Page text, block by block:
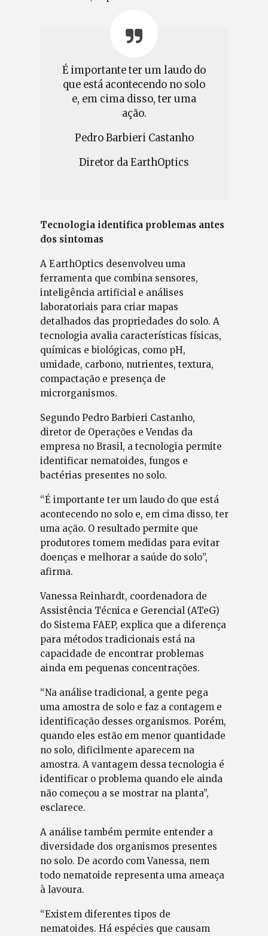
É importante ter um laudo do
que está acontecendo no solo
e, em cima disso, ter uma
ação.
Pedro Barbieri Castanho
Diretor da EarthOptics
Tecnologia identifica problemas antes
dos sintomas
A EarthOptics desenvolveu uma
ferramenta que combina sensores,
inteligência artificial e análises
laboratoriais para criar mapas
detalhados das propriedades do solo. A
tecnologia avalia características físicas,
químicas e biológicas, como pH,
umidade, carbono, nutrientes, textura,
compactação e presença de
microrganismos.
Segundo Pedro Barbieri Castanho,
diretor de Operações e Vendas da
empresa no Brasil, a tecnologia permite
identificar nematoides, fungos e
bactérias presentes no solo.
“É importante ter um laudo do que está
acontecendo no solo e, em cima disso, ter
uma ação. O resultado permite que
produtores tomem medidas para evitar
doenças e melhorar a saúde do solo”,
afirma.
Vanessa Reinhardt, coordenadora de
Assistência Técnica e Gerencial (ATeG)
do Sistema FAEP, explica que a diferença
para métodos tradicionais está na
capacidade de encontrar problemas
ainda em pequenas concentrações.
“Na análise tradicional, a gente pega
uma amostra de solo e faz a contagem e
identificação desses organismos. Porém,
quando eles estão em menor quantidade
no solo, dificilmente aparecem na
amostra. A vantagem dessa tecnologia é
identificar o problema quando ele ainda
não começou a se mostrar na planta”,
esclarece.
A análise também permite entender a
diversidade dos organismos presentes
no solo. De acordo com Vanessa, nem
todo nematoide representa uma ameaça
à lavoura.
“Existem diferentes tipos de
nematoides. Há espécies que causam